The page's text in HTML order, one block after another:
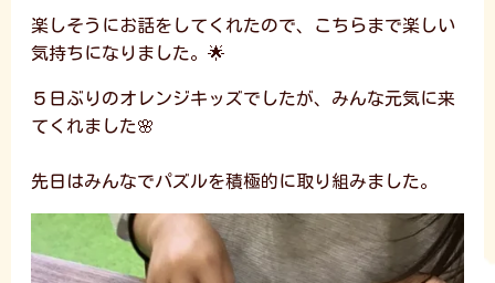
楽しそうにお話をしてくれたので、こちらまで楽しい
気持ちになりました。🌟
５日ぶりのオレンジキッズでしたが、みんな元気に来
てくれました🌸
先日はみんなでパズルを積極的に取り組みました。